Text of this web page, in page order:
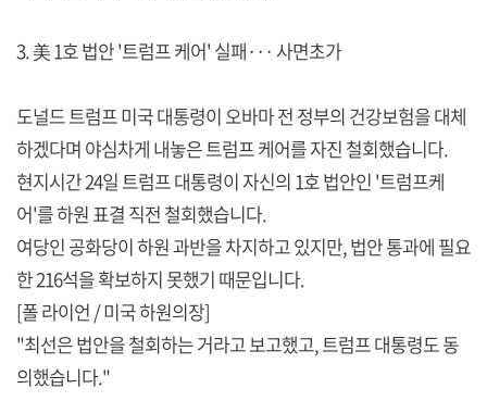
3. 美 1호 법안 '트럼프 케어' 실패··· 사면초가
도널드 트럼프 미국 대통령이 오바마 전 정부의 건강보험을 대체
하겠다며 야심차게 내놓은 트럼프 케어를 자진 철회했습니다.
현지시간 24일 트럼프 대통령이 자신의 1호 법안인 '트럼프케
어'를 하원 표결 직전 철회했습니다.
여당인 공화당이 하원 과반을 차지하고 있지만, 법안 통과에 필요
한 216석을 확보하지 못했기 때문입니다.
[폴 라이언 / 미국 하원의장]
"최선은 법안을 철회하는 거라고 보고했고, 트럼프 대통령도 동
의했습니다."